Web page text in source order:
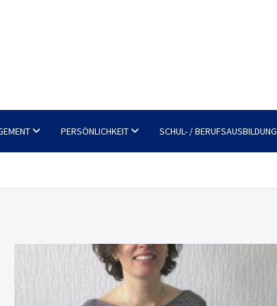
PERSÖNLICHKEIT SCHUL- / BERUFSAUSBILDUNG